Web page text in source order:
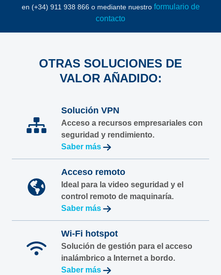
en (+34) 911 938 866 o mediante nuestro formulario de
contacto
OTRAS SOLUCIONES DE
VALOR AÑADIDO:
Solución VPN
Acceso a recursos empresariales con
seguridad y rendimiento.
Saber más
Acceso remoto
Ideal para la video seguridad y el
control remoto de maquinaría.
Saber más
Wi-Fi hotspot
Solución de gestión para el acceso
inalámbrico a Internet a bordo.
Saber más